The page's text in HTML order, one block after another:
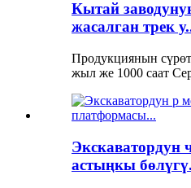
Кытай
жасалган трек
Продукциянын
жыл же 1000 саат
Экскаватордун
астыңкы